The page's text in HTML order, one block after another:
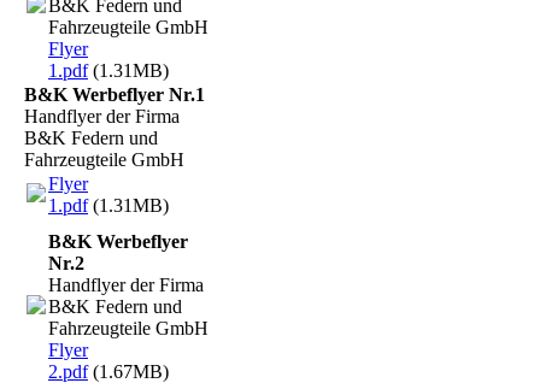
B&K Federn und
Fahrzeugteile GmbH
Flyer
1.pdf(1.31MB)
B&K Werbeflyer Nr.1
Handflyer der Firma
B&K Federn und
Fahrzeugteile GmbH
Flyer
1.pdf(1.31MB)
B&K Werbeflyer
Nr.2
Handflyer der Firma
B&K Federn und
Fahrzeugteile GmbH
Flyer
2.pdf(1.67MB)